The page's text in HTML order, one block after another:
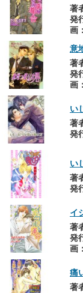
著
発
画：
意
著
発
画：
い
著
発
い
著
発
イ
著
発
画：
痛
著